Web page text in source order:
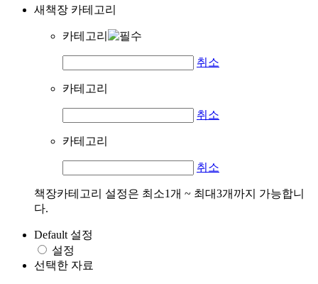
새책장 카테고리
카테고리
취소
카테고리
취소
카테고리
취소
책장카테고리 설정은 최소1개 ~ 최대3개까지 가능합니
다.
Default 설정
설정
선택한 자료